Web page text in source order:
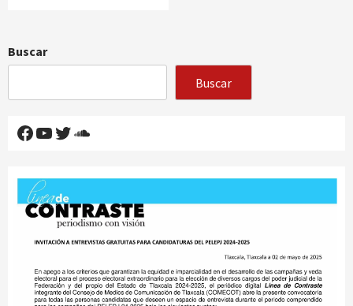
Buscar
Buscar
Facebook
YouTube
Twitter
SoundCloud